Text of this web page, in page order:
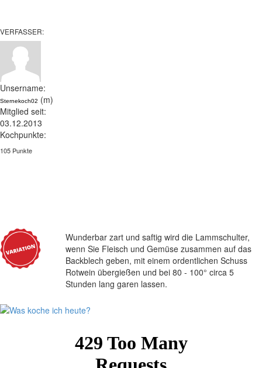
VERFASSER:
Unsername:
Sternekoch02 (m)
Mitglied seit:
03.12.2013
Kochpunkte:
105 Punkte
Wunderbar zart und saftig wird die Lammschulter,
wenn Sie Fleisch und Gemüse zusammen auf das
Backblech geben, mit einem ordentlichen Schuss
Rotwein übergießen und bei 80 - 100° circa 5
Stunden lang garen lassen.